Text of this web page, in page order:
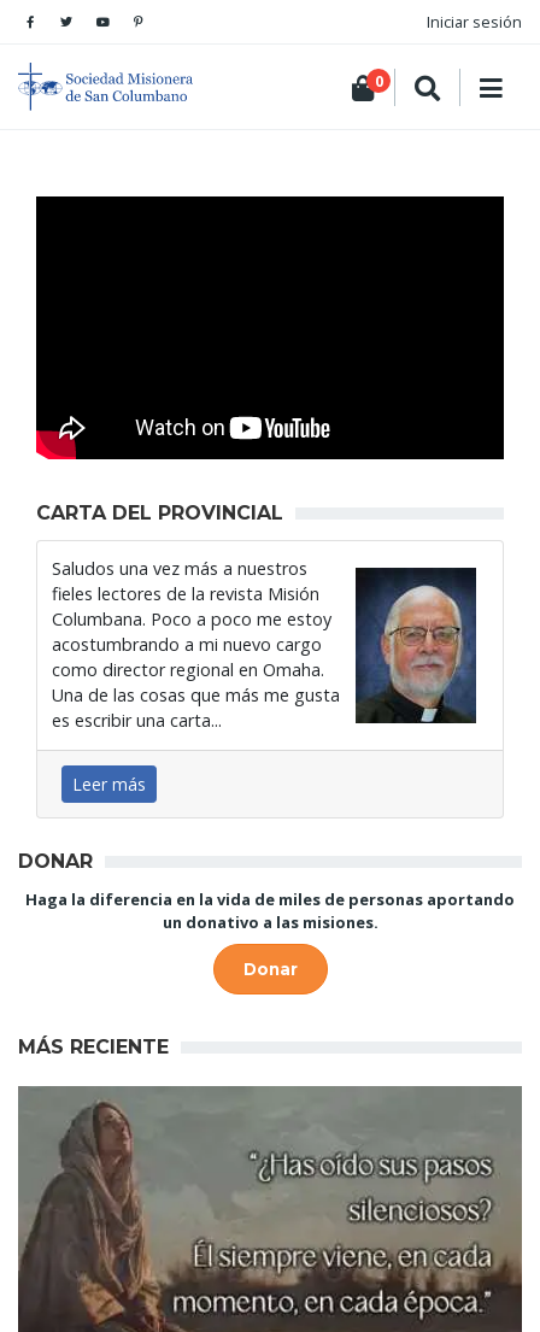
Iniciar sesión
0
CARTA DEL PROVINCIAL
Saludos una vez más a nuestros
fieles lectores de la revista Misión
Columbana. Poco a poco me estoy
acostumbrando a mi nuevo cargo
como director regional en Omaha.
Una de las cosas que más me gusta
es escribir una carta...
Leer más
DONAR
Haga la diferencia en la vida de miles de personas aportando
un donativo a las misiones.
Donar
MÁS RECIENTE